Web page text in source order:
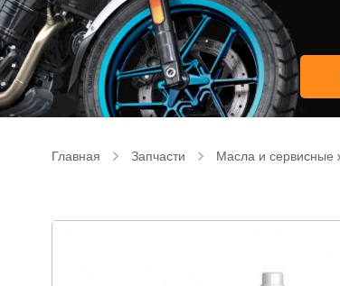
Главная Запчасти Масла и сервисные